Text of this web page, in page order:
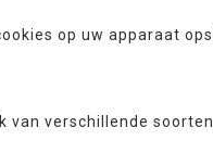
op uw apparaat
van verschillende